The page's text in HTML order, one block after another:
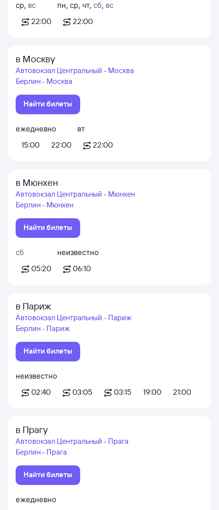
ср, вс
22:00
пн, ср, чт, сб, вс
22:00
в Москву
Автовокзал Центральный - Москва
Берлин - Москва
Найти билеты
ежедневно
15:00
22:00
вт
22:00
в Мюнхен
Автовокзал Центральный - Мюнхен
Берлин - Мюнхен
Найти билеты
сб
05:20
неизвестно
06:10
в Париж
Автовокзал Центральный - Париж
Берлин - Париж
Найти билеты
неизвестно
02:40
03:05 03:15 19:00 21:00
в Прагу
Автовокзал Центральный - Прага
Берлин - Прага
Найти билеты
ежедневно